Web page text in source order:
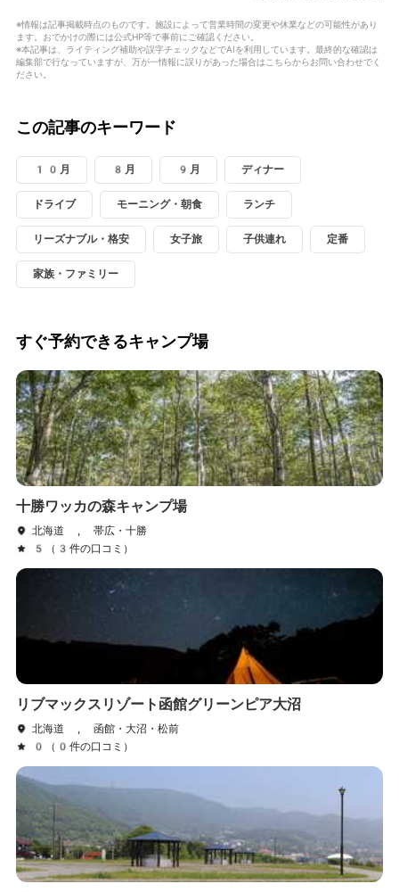
※情報は記事掲載時点のものです。施設によって営業時間の変更や休業などの可能性があり
ます。おでかけの際には公式HP等で事前にご確認ください。
※本記事は、ライティング補助や誤字チェックなどでAIを利用しています。最終的な確認は
編集部で行なっていますが、万が一情報に誤りがあった場合はこちらからお問い合わせでく
ださい。
この記事のキーワード
10月 8月 9月 ディナー
ドライブ モーニング・朝食 ランチ
リーズナブル・格安 女子旅 子供連れ 定番
家族・ファミリー
すぐ予約できるキャンプ場
十勝ワッカの森キャンプ場
北海道 , 帯広・十勝
5（3件の口コミ）
リブマックスリゾート函館グリーンピア大沼
北海道 , 函館・大沼・松前
0（0件の口コミ）